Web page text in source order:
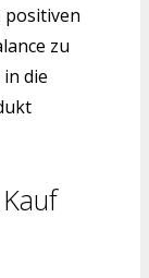
positiven
zu
die